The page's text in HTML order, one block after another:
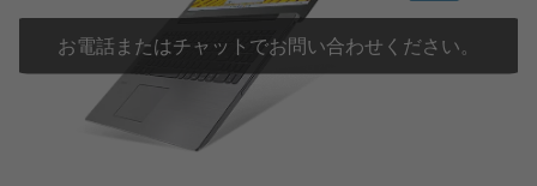
6
お電話またはチャットでお問い合わせください。